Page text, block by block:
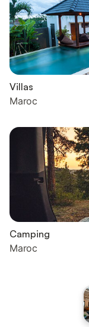
Villas
Maroc
Camping
Maroc